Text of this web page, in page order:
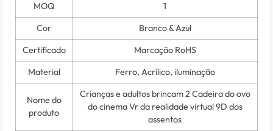
MOQ
1
Cor
Branco & Azul
Certificado
Marcação RoHS
Material
Ferro, Acrílico, iluminação
Nome do
produto
Crianças e adultos brincam 2 Cadeira do ovo
do cinema Vr da realidade virtual 9D dos
assentos